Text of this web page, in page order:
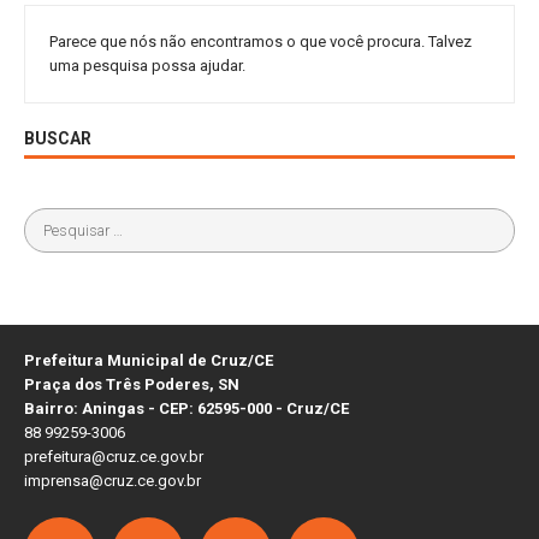
Parece que nós não encontramos o que você procura. Talvez
uma pesquisa possa ajudar.
BUSCAR
Prefeitura Municipal de Cruz/CE
Praça dos Três Poderes, SN
Bairro: Aningas - CEP: 62595-000 - Cruz/CE
88 99259-3006
prefeitura@cruz.ce.gov.br
imprensa@cruz.ce.gov.br